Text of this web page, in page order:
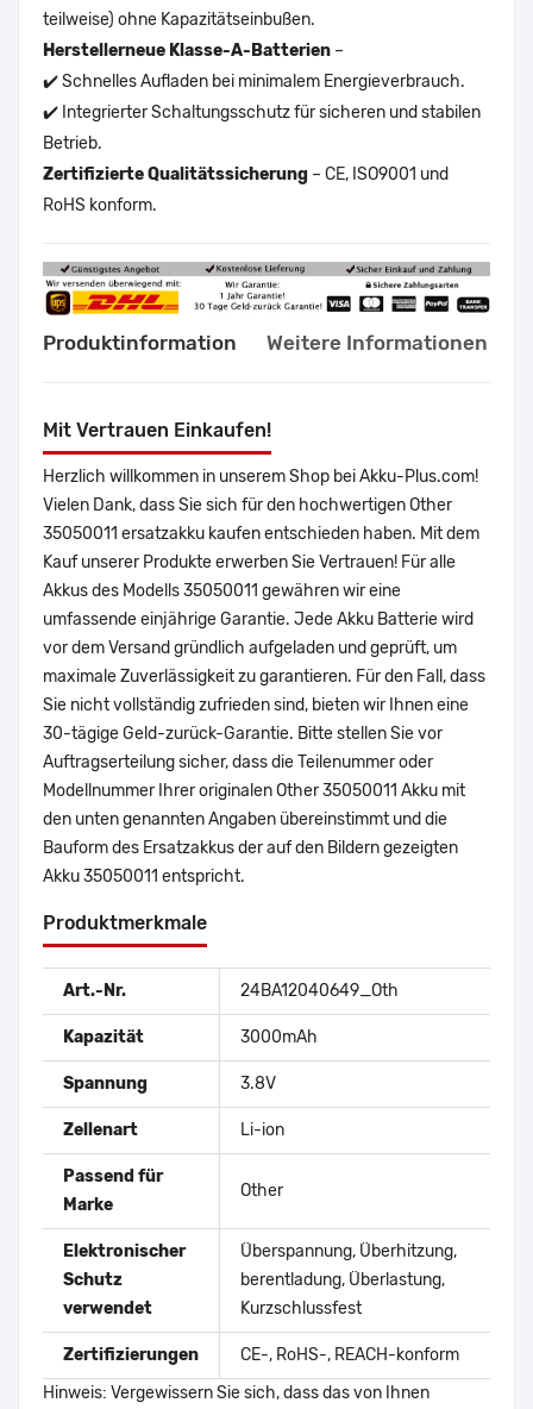
teilweise) ohne Kapazitätseinbußen.
Herstellerneue Klasse-A-Batterien –
✔️ Schnelles Aufladen bei minimalem Energieverbrauch.
✔️ Integrierter Schaltungsschutz für sicheren und stabilen
Betrieb.
Zertifizierte Qualitätssicherung – CE, ISO9001 und
RoHS konform.
Produktinformation Weitere Informationen
Mit Vertrauen Einkaufen!
Herzlich willkommen in unserem Shop bei Akku-Plus.com!
Vielen Dank, dass Sie sich für den hochwertigen Other
35050011 ersatzakku kaufen entschieden haben. Mit dem
Kauf unserer Produkte erwerben Sie Vertrauen! Für alle
Akkus des Modells 35050011 gewähren wir eine
umfassende einjährige Garantie. Jede Akku Batterie wird
vor dem Versand gründlich aufgeladen und geprüft, um
maximale Zuverlässigkeit zu garantieren. Für den Fall, dass
Sie nicht vollständig zufrieden sind, bieten wir Ihnen eine
30-tägige Geld-zurück-Garantie. Bitte stellen Sie vor
Auftragserteilung sicher, dass die Teilenummer oder
Modellnummer Ihrer originalen Other 35050011 Akku mit
den unten genannten Angaben übereinstimmt und die
Bauform des Ersatzakkus der auf den Bildern gezeigten
Akku 35050011 entspricht.
Produktmerkmale
Art.-Nr. 24BA12040649_Oth
Kapazität 3000mAh
Spannung 3.8V
Zellenart Li-ion
Passend für
Marke
Other
Elektronischer
Schutz
verwendet
Überspannung, Überhitzung,
berentladung, Überlastung,
Kurzschlussfest
Zertifizierungen
CE-, RoHS-, REACH-konform
Hinweis: Vergewissern Sie sich, dass das von Ihnen